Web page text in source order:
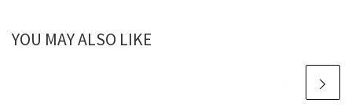
YOU MAY ALSO LIKE